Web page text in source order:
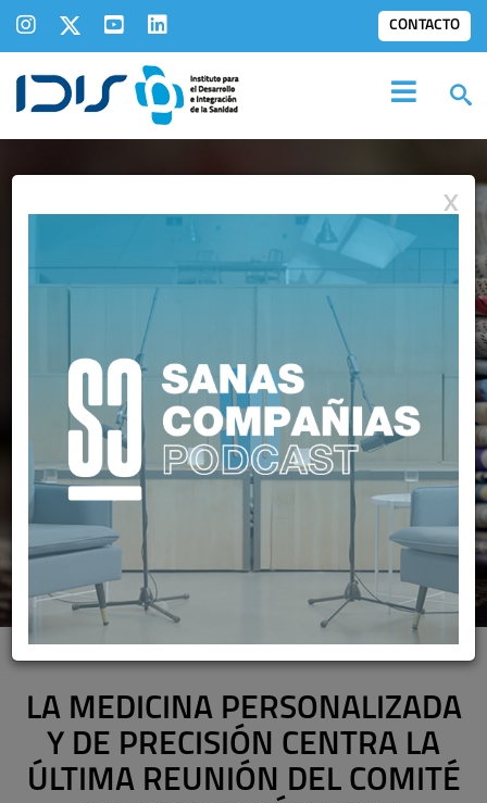
CONTACTO
NOTAS DE PRENSA
LA MEDICINA PERSONALIZADA
Y DE PRECISIÓN CENTRA LA
ÚLTIMA REUNIÓN DEL COMITÉ
X